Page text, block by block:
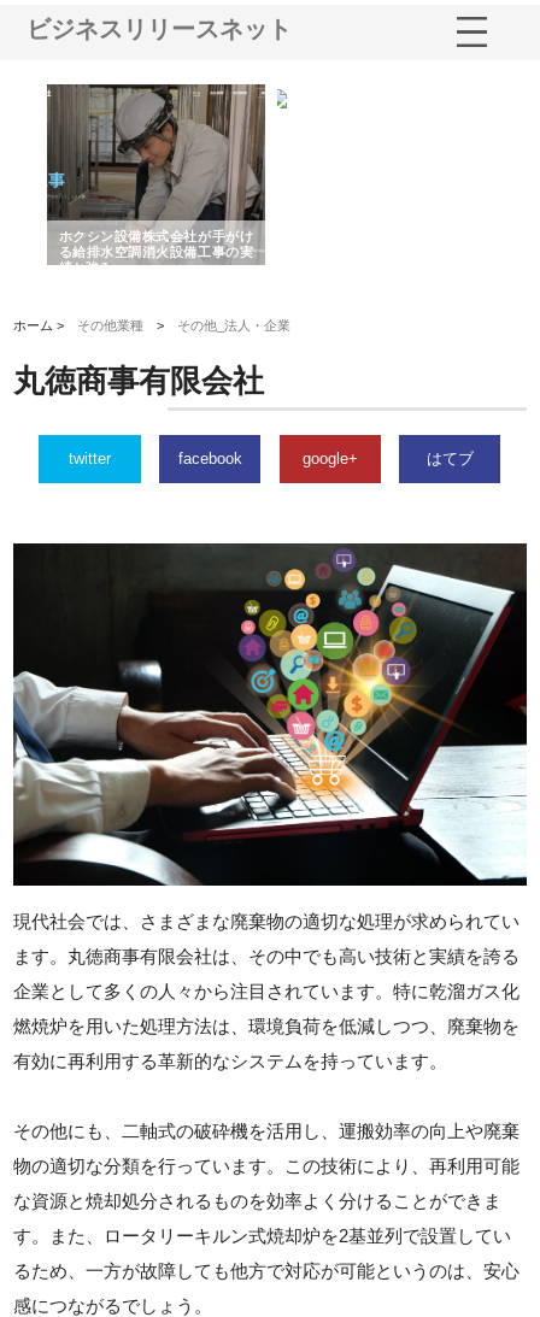
ビジネスリリースネット
ホクシン設備株式会社が手がけ
る給排水空調消火設備工事の実
績と強み
ホーム > その他業種 > その他_法人・企業
丸徳商事有限会社
twitter facebook google+ はてブ
現代社会では、さまざまな廃棄物の適切な処理が求められてい
ます。丸徳商事有限会社は、その中でも高い技術と実績を誇る
企業として多くの人々から注目されています。特に乾溜ガス化
燃焼炉を用いた処理方法は、環境負荷を低減しつつ、廃棄物を
有効に再利用する革新的なシステムを持っています。
その他にも、二軸式の破砕機を活用し、運搬効率の向上や廃棄
物の適切な分類を行っています。この技術により、再利用可能
な資源と焼却処分されるものを効率よく分けることができま
す。また、ロータリーキルン式焼却炉を2基並列で設置してい
るため、一方が故障しても他方で対応が可能というのは、安心
感につながるでしょう。